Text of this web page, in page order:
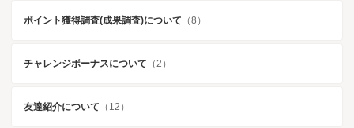
ポイント獲得調査(成果調査)について （8）
チャレンジボーナスについて （2）
友達紹介について （12）